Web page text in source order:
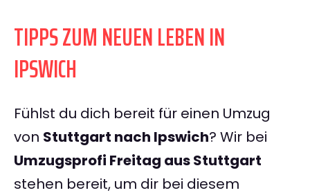
TIPPS ZUM NEUEN LEBEN IN
IPSWICH
Fühlst du dich bereit für einen Umzug
von Stuttgart nach Ipswich? Wir bei
Umzugsprofi Freitag aus Stuttgart
stehen bereit, um dir bei diesem